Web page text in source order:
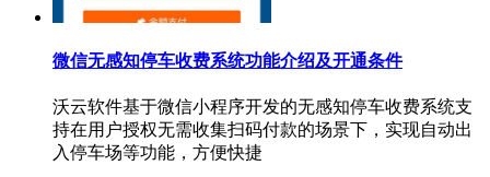
微信无感知停车收费系统功能介绍及开通条件
沃云软件基于微信小程序开发的无感知停车收费系统支
持在用户授权无需收集扫码付款的场景下，实现自动出
入停车场等功能，方便快捷